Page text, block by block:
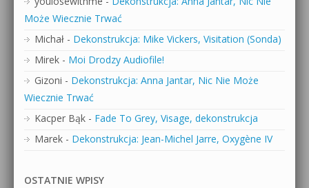
Może Wiecznie Trwać
Michał - Dekonstrukcja: Mike Vickers, Visitation (Sonda)
Mirek - Moi Drodzy Audiofile!
Gizoni - Dekonstrukcja: Anna Jantar, Nic Nie Może
Wiecznie Trwać
Kacper Bąk - Fade To Grey, Visage, dekonstrukcja
Marek - Dekonstrukcja: Jean-Michel Jarre, Oxygène IV
OSTATNIE WPISY